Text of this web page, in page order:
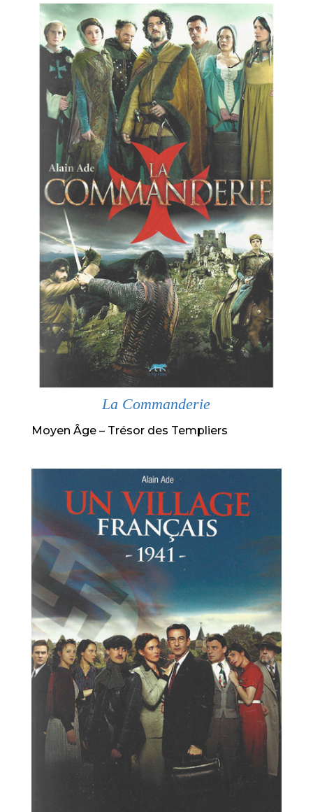
La Commanderie
Moyen Âge – Trésor des Templiers